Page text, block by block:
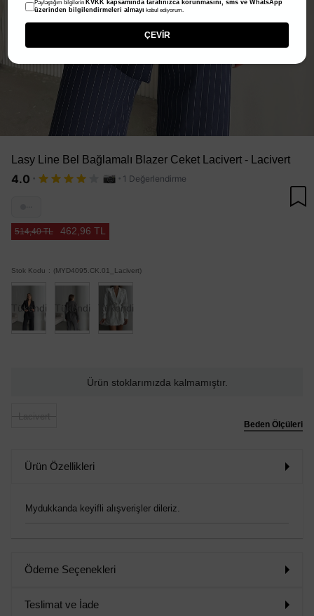
Lasy Line Bel Bağlamalı Blazer Ceket Lacivert - Lacivert
4.0 · · 1 Değerlendirme
514,40 TL 462,96 TL
Stok Kodu (MYD4095.CK.01_Lacivert)
Tükendi Tükendi Tükendi
Ürün stoklarımızda kalmamıştır.
Beden Ölçüleri
Ürün Özellikleri
Mydukkanda keyifli alışverişler dileriz.
Ödeme Seçenekleri
Teslimat ve İade
Paylaştığım bilgilerin KVKK kapsamında tarafınızca korunmasını, sms ve WhatsApp
üzerinden bilgilendirmeleri almayı kabul ediyorum.
ÇEVİR